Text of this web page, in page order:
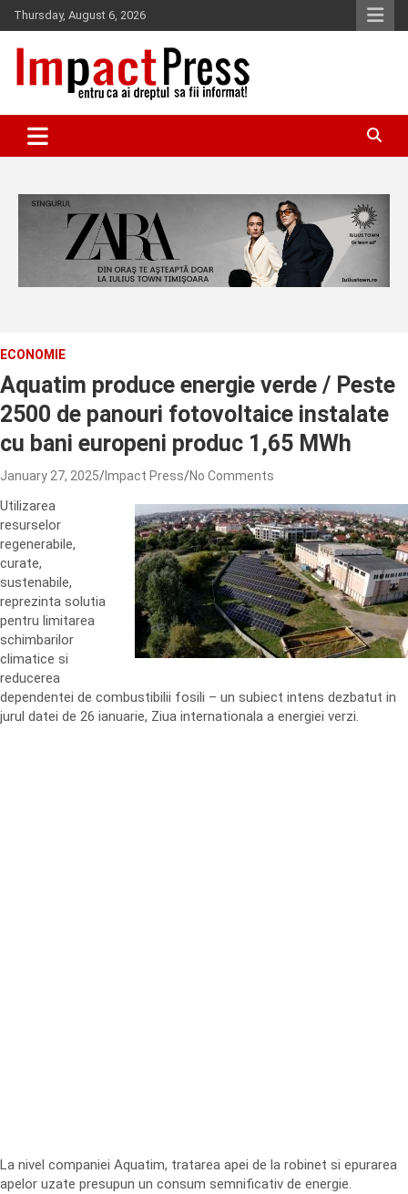
Skip
to
content
Thursday, August 6, 2026
IMPACTPRESS
ECONOMIE
Aquatim produce energie verde / Peste
2500 de panouri fotovoltaice instalate
cu bani europeni produc 1,65 MWh
January 27, 2025 Impact Press No Comments
Utilizarea
resurselor
regenerabile,
curate,
sustenabile,
reprezinta solutia
pentru limitarea
schimbarilor
climatice si
reducerea
dependentei de combustibilii fosili – un subiect intens dezbatut in
jurul datei de 26 ianuarie, Ziua internationala a energiei verzi.
La nivel companiei Aquatim, tratarea apei de la robinet si epurarea
apelor uzate presupun un consum semnificativ de energie.